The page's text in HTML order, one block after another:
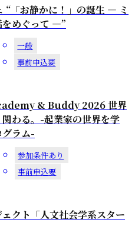
“「お静かに！」の誕生 ― ミ
をめぐって ―”
一般
事前申込要
& Buddy 2026 世界
わる。-起業家の世界を学
グラム-
参加条件あり
事前申込要
クト「人文社会学系スター